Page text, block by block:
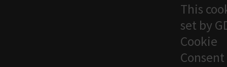
This
set by
Cookie
Consent